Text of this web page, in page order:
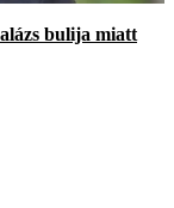
bulija miatt